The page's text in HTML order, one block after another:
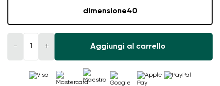
dimensione40
− + Aggiungi al carrello